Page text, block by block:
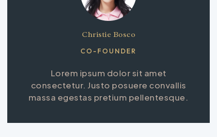
Christie Bosco
CO-FOUNDER
Lorem ipsum dolor sit amet
consectetur. Justo posuere convallis
massa egestas pretium pellentesque.